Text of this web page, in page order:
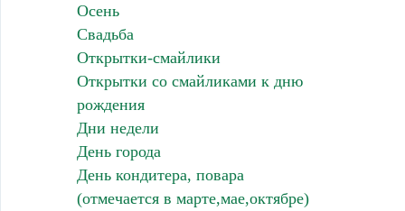
Осень
Свадьба
Открытки-смайлики
Открытки со смайликами к дню
рождения
Дни недели
День города
День кондитера, повара
(отмечается в марте,мае,октябре)